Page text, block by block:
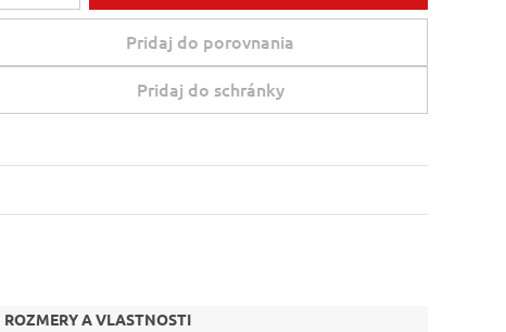
Pridaj do porovnania
Pridaj do schránky
ROZMERY A VLASTNOSTI